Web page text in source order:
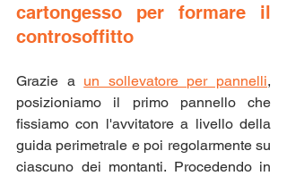
cartongesso per formare il
controsoffitto
Grazie a un sollevatore per pannelli,
posizioniamo il primo pannello che
fissiamo con l'avvitatore a livello della
guida perimetrale e poi regolarmente su
ciascuno dei montanti. Procedendo in